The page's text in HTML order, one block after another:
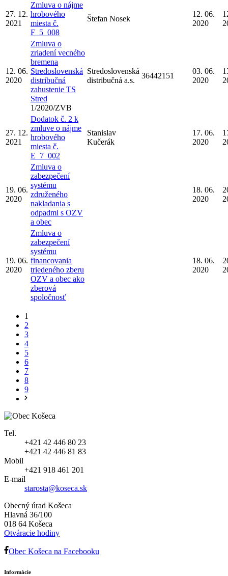
27. 12.
2021
Zmluva o nájme
hrobového
miesta č.
F_5_008
Štefan Nosek
12. 06.
2020
12. 06.
2020
Zmluva o
zriadení vecného
bremena
Stredoslovenská
distribučná
zahustenie TS
Stred
1/2020/ZVB
Stredoslovenská
distribučná a.s.
36442151
03. 06.
2020
27. 12.
2021
Dodatok č. 2 k
zmluve o nájme
hrobového
miesta č.
E_7_002
Stanislav
Kučerák
17. 06.
2020
19. 06.
2020
Zmluva o
zabezpečení
systému
združeného
nakladania s
odpadmi s OZV
a obec
18. 06.
2020
19. 06.
2020
Zmluva o
zabezpečení
systému
financovania
triedeného zberu
OZV a obec ako
zberová
spoločnosť
18. 06.
2020
1
2
3
4
5
6
7
8
9
Tel.
+421 42 446 80 23
+421 42 446 81 83
Mobil
+421 918 461 201
E-mail
starosta@koseca.sk
Obecný úrad Košeca
Hlavná 36/100
018 64 Košeca
Otváracie hodiny
Obec Košeca na Facebooku
Informácie